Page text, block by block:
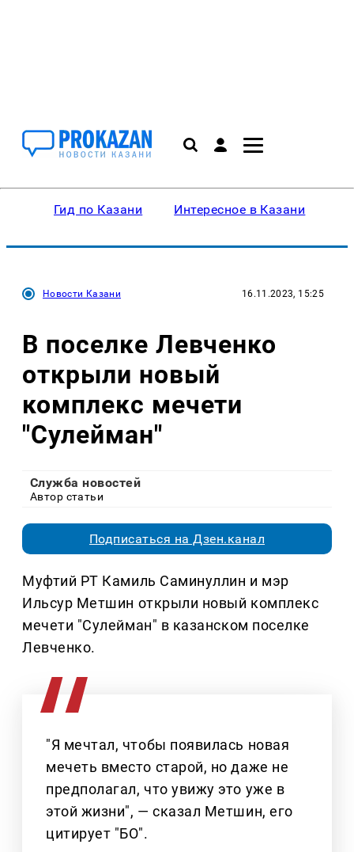
Гид по Казани Интересное в Казани
Новости Казани 16.11.2023, 15:25
В поселке Левченко
открыли новый
комплекс мечети
"Сулейман"
Служба новостей
Автор статьи
Подписаться на Дзен.канал
Муфтий РТ Камиль Саминуллин и мэр
Ильсур Метшин открыли новый комплекс
мечети "Сулейман" в казанском поселке
Левченко.
"Я мечтал, чтобы появилась новая
мечеть вместо старой, но даже не
предполагал, что увижу это уже в
этой жизни", — сказал Метшин, его
цитирует "БО".